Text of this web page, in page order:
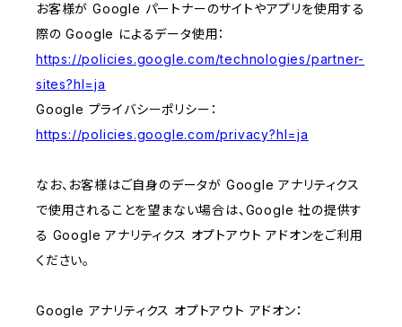
お客様が Google パートナーのサイトやアプリを使用する
際の Google によるデータ使用：
https://policies.google.com/technologies/partner-
sites?hl=ja
Google プライバシーポリシー：
https://policies.google.com/privacy?hl=ja
なお、お客様はご自身のデータが Google アナリティクス
で使用されることを望まない場合は、Google 社の提供す
る Google アナリティクス オプトアウト アドオンをご利用
ください。
Google アナリティクス オプトアウト アドオン：